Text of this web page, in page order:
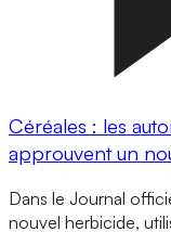
Céréales : les
approuvent un
Dans le Journal
nouvel herbicide,